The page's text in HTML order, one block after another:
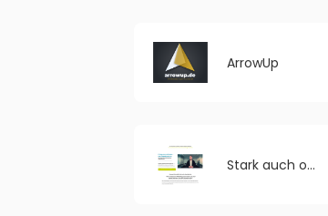
ArrowUp
Stark auch ohne Muckis GmbH